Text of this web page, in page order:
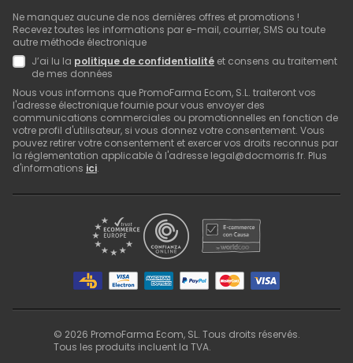
Ne manquez aucune de nos dernières offres et promotions !
Recevez toutes les informations par e-mail, courrier, SMS ou toute
autre méthode électronique
J’ai lu la politique de confidentialité et consens au traitement
de mes données
Nous vous informons que PromoFarma Ecom, S.L. traiteront vos
l'adresse électronique fournie pour vous envoyer des
communications commerciales ou promotionnelles en fonction de
votre profil d'utilisateur, si vous donnez votre consentement. Vous
pouvez retirer votre consentement et exercer vos droits reconnus par
la réglementation applicable à l'adresse legal@docmorris.fr. Plus
d'informations ici.
© 2026 PromoFarma Ecom, SL. Tous droits réservés.
Tous les produits incluent la TVA.